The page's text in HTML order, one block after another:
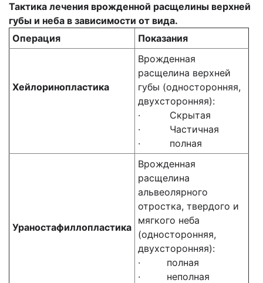
Тактика лечения врожденной расщелины верхней
губы и неба в зависимости от вида.
Операция
Показания
Хейлоринопластика
Врожденная
расщелина верхней
губы (односторонняя,
двухсторонняя):
· Скрытая
· Частичная
· полная
Ураностафиллопластика
Врожденная
расщелина
альвеолярного
отростка, твердого и
мягкого неба
(односторонняя,
двухсторонняя):
· полная
· неполная